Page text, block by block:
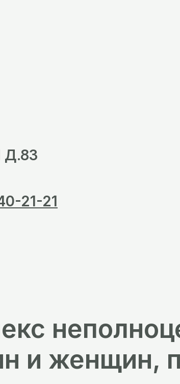
21-21
и женщин,